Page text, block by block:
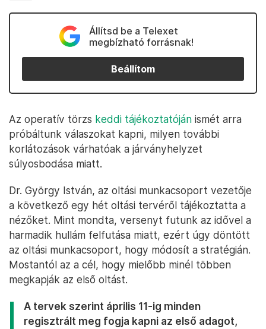
Állítsd be a Telexet
megbízható forrásnak!
Beállítom
Az operatív törzs keddi tájékoztatóján ismét arra
próbáltunk válaszokat kapni, milyen további
korlátozások várhatóak a járványhelyzet
súlyosbodása miatt.
Dr. György István, az oltási munkacsoport vezetője
a következő egy hét oltási tervéről tájékoztatta a
nézőket. Mint mondta, versenyt futunk az idővel a
harmadik hullám felfutása miatt, ezért úgy döntött
az oltási munkacsoport, hogy módosít a stratégián.
Mostantól az a cél, hogy mielőbb minél többen
megkapják az első oltást.
A tervek szerint április 11-ig minden
regisztrált meg fogja kapni az első adagot,